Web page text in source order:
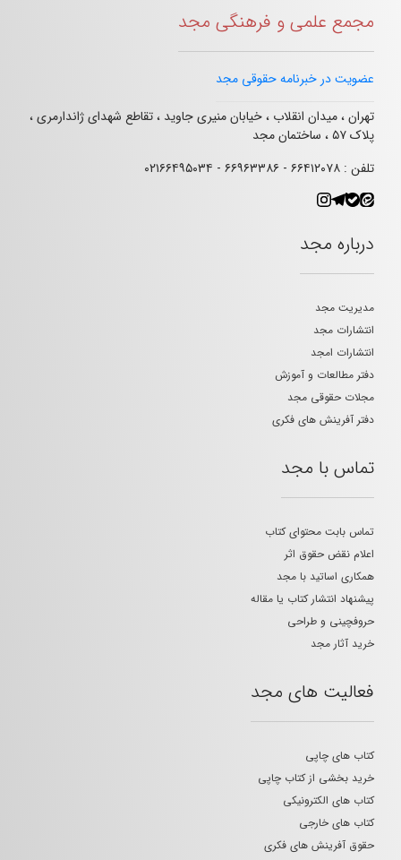
مجمع علمی و فرهنگی مجد
عضویت در خبرنامه حقوقی مجد
تهران ، میدان انقلاب ، خیابان منیری جاوید ، تقاطع شهدای ژاندارمری ،
پلاک ۵۷ ، ساختمان مجد
تلفن : ۶۶۴۱۲۰۷۸ - ۶۶۹۶۳۳۸۶ - ۰۲۱۶۶۴۹۵۰۳۴
درباره مجد
مدیریت مجد
انتشارات مجد
انتشارات امجد
دفتر مطالعات و آموزش
مجلات حقوقی مجد
دفتر آفرینش های فکری
تماس با مجد
تماس بابت محتوای کتاب
اعلام نقض حقوق اثر
همکاری اساتید با مجد
پیشنهاد انتشار کتاب یا مقاله
حروفچینی و طراحی
خرید آثار مجد
فعالیت های مجد
کتاب های چاپی
خرید بخشی از کتاب چاپی
کتاب های الکترونیکی
کتاب های خارجی
حقوق آفرینش های فکری